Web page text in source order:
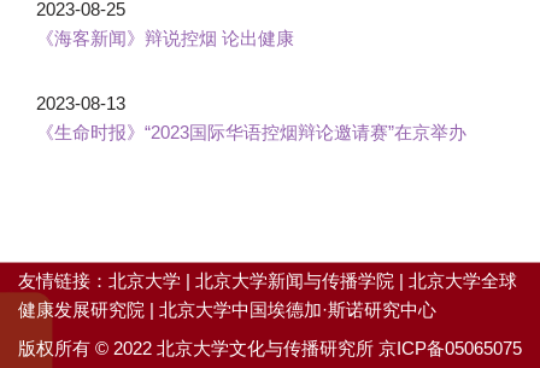
2023-08-25
《海客新闻》辩说控烟 论出健康
2023-08-13
《生命时报》“2023国际华语控烟辩论邀请赛”在京举办
友情链接： 北京大学 | 北京大学新闻与传播学院 | 北京大学全球
健康发展研究院 | 北京大学中国埃德加·斯诺研究中心
版权所有 © 2022 北京大学文化与传播研究所 京ICP备05065075